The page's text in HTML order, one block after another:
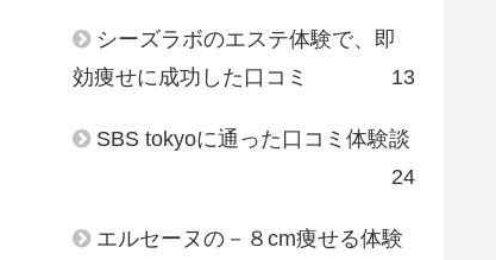
シーズラボのエステ体験で、即
効痩せに成功した口コミ
13
SBS tokyoに通った口コミ体験談
24
エルセーヌの－８cm痩せる体験